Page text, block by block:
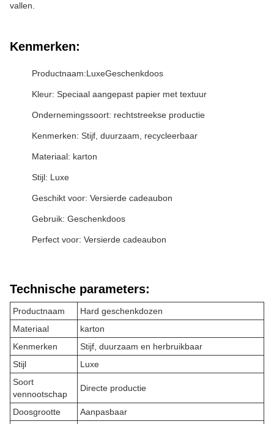
vallen.
Kenmerken:
Productnaam:LuxeGeschenkdoos
Kleur: Speciaal aangepast papier met textuur
Ondernemingssoort: rechtstreekse productie
Kenmerken: Stijf, duurzaam, recycleerbaar
Materiaal: karton
Stijl: Luxe
Geschikt voor: Versierde cadeaubon
Gebruik: Geschenkdoos
Perfect voor: Versierde cadeaubon
Technische parameters:
Productnaam
Hard geschenkdozen
Materiaal
karton
Kenmerken
Stijf, duurzaam en herbruikbaar
Stijl
Luxe
Soort
vennootschap
Directe productie
Doosgrootte
Aanpasbaar